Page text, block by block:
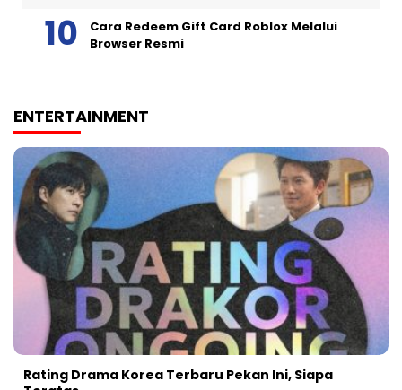
Cara Redeem Gift Card Roblox Melalui
Browser Resmi
ENTERTAINMENT
Rating Drama Korea Terbaru Pekan Ini, Siapa